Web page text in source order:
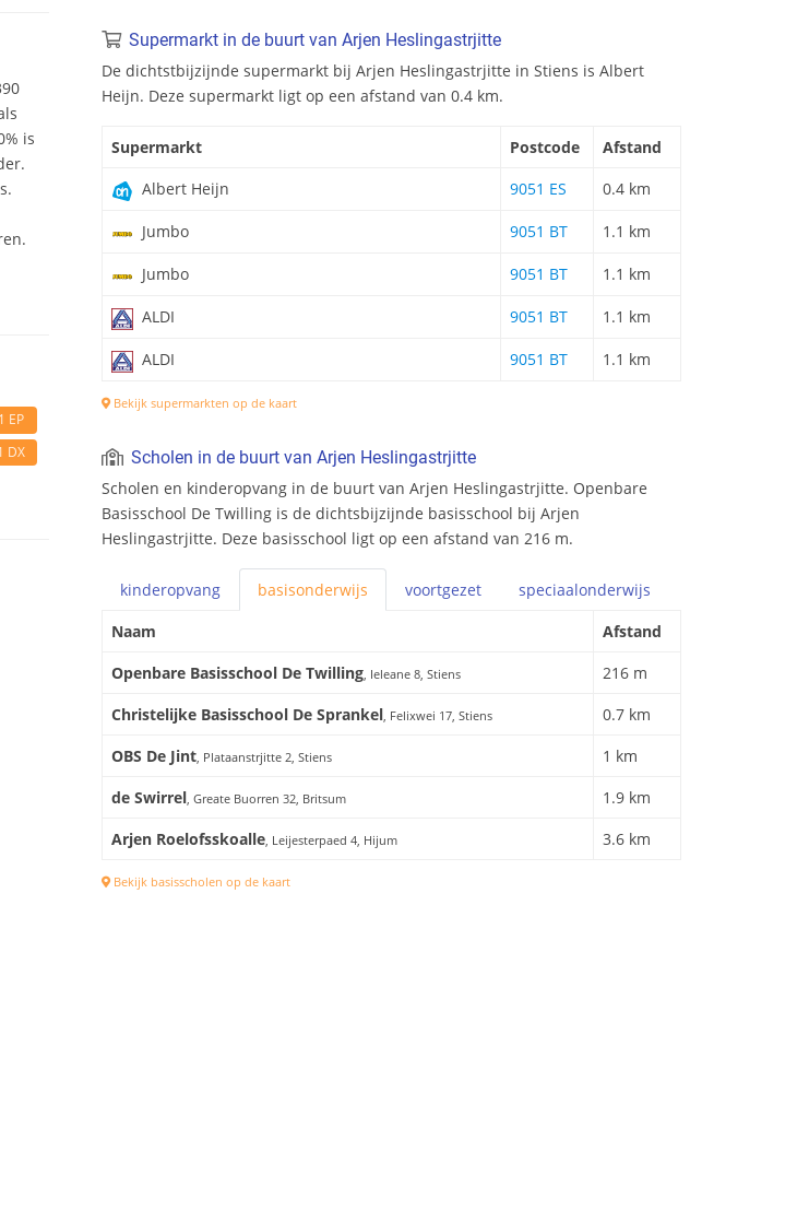
is
EP
DX
Supermarkt in de buurt van Arjen Heslingastrjitte
De dichtstbijzijnde supermarkt bij Arjen Heslingastrjitte in Stiens is Albert
Heijn. Deze supermarkt ligt op een afstand van 0.4 km.
Supermarkt Postcode
Afstand
Albert Heijn
9051 ES 0.4 km
Jumbo 9051 BT 1.1 km
Jumbo 9051 BT 1.1 km
ALDI 9051 BT 1.1 km
ALDI 9051 BT 1.1 km
Bekijk supermarkten op de kaart
Scholen in de buurt van Arjen Heslingastrjitte
Scholen en kinderopvang in de buurt van Arjen Heslingastrjitte. Openbare
Basisschool De Twilling is de dichtsbijzijnde basisschool bij Arjen
Heslingastrjitte. Deze basisschool ligt op een afstand van 216 m.
kinderopvang basisonderwijs voortgezet speciaalonderwijs
Naam
Afstand
Openbare Basisschool De Twilling, Ieleane 8, Stiens
216 m
Christelijke Basisschool De Sprankel, Felixwei 17, Stiens
0.7 km
OBS De Jint, Plataanstrjitte 2, Stiens
1 km
de Swirrel, Greate Buorren 32, Britsum
1.9 km
Arjen Roelofsskoalle, Leijesterpaed 4, Hijum 3.6 km
Bekijk basisscholen op de kaart